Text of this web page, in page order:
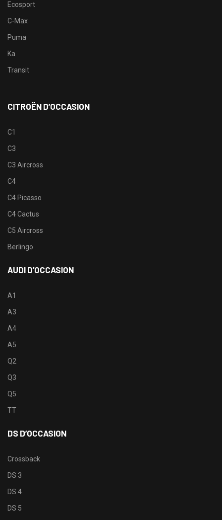
Ecosport
C-Max
Puma
Ka
Transit
CITROËN D’OCCASION
C1
C3
C3 Aircross
C4
C4 Picasso
C4 Cactus
C5 Aircross
Berlingo
AUDI D’OCCASION
A1
A3
A4
A5
Q2
Q3
Q5
TT
DS D’OCCASION
Crossback
DS 3
DS 4
DS 5